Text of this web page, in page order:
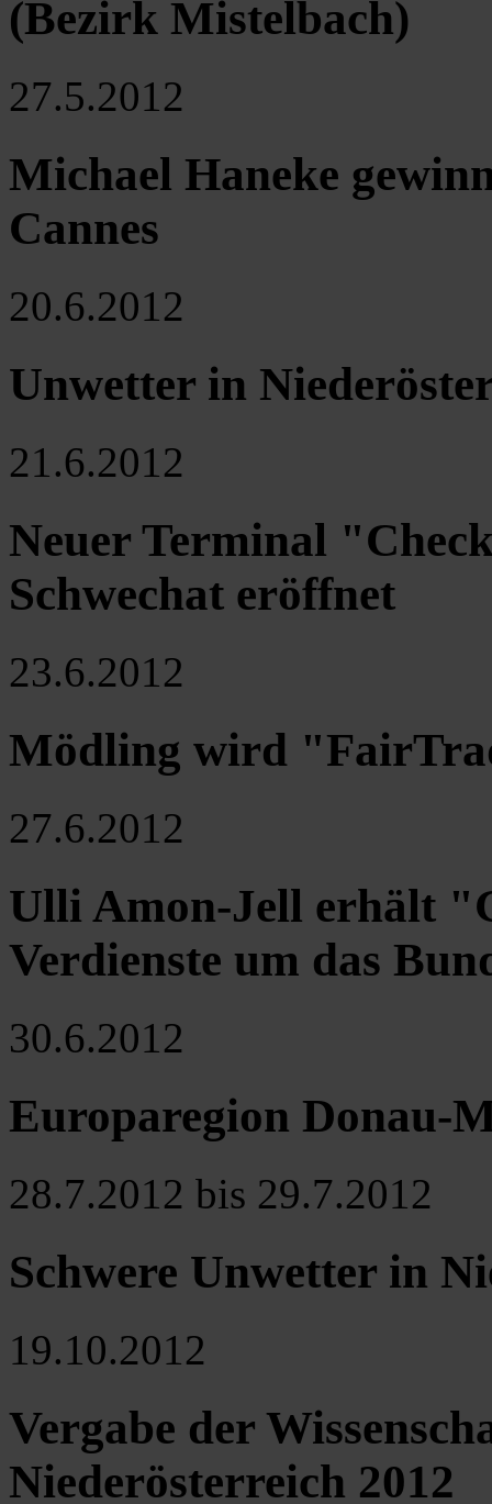
(Bezirk Mistelbach)
27.5.2012
Michael Haneke
Cannes
20.6.2012
Unwetter in
21.6.2012
Neuer Terminal
Schwechat eröffnet
23.6.2012
Mödling wird
27.6.2012
Ulli Amon-Jell erhält
Verdienste um das
30.6.2012
Europaregion Donau-
28.7.2012 bis 29.7.2012
Schwere Unwetter in
19.10.2012
Vergabe der
Niederösterreich 2012